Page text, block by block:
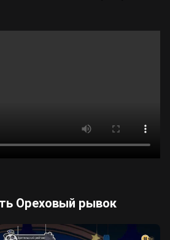
Ореховый рывок